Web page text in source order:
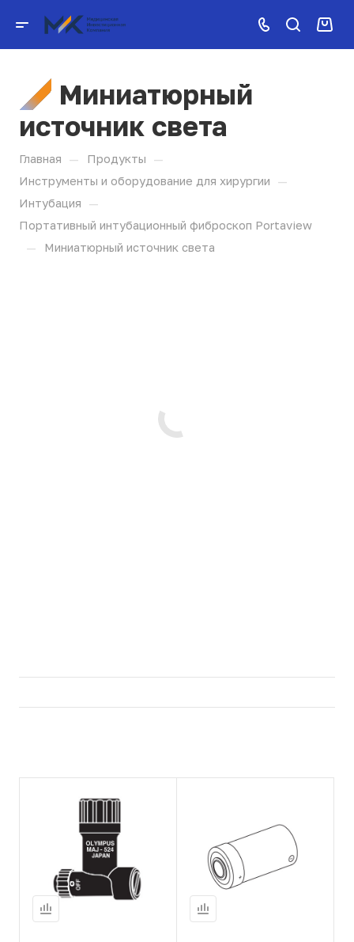
Миниатюрный
источник света
Главная — Продукты —
Инструменты и оборудование для хирургии —
Интубация —
Портативный интубационный фиброскоп Portaview
— Миниатюрный источник света